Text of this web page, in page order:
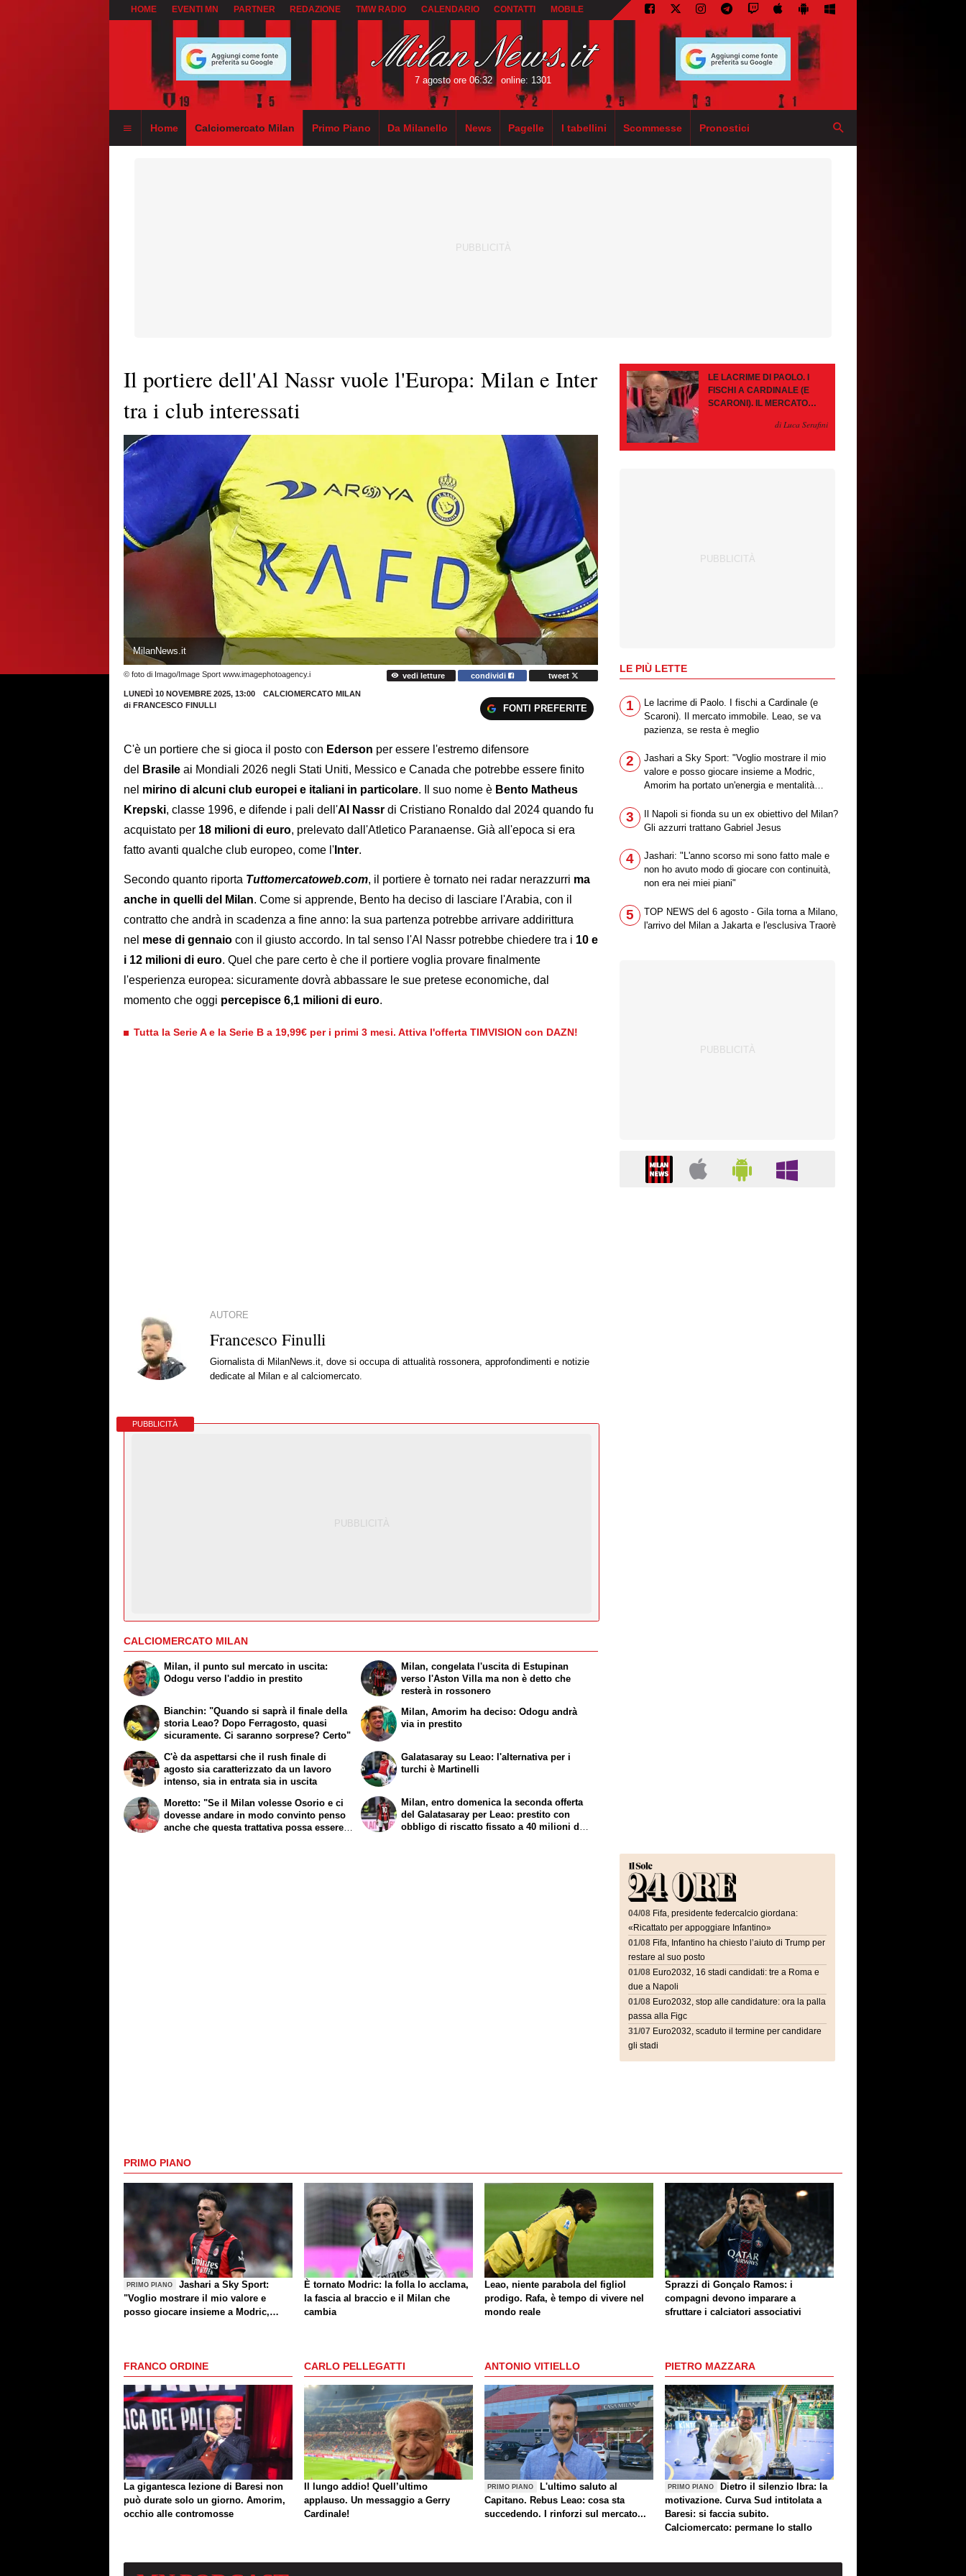
HOME EVENTI MN PARTNER REDAZIONE TMW RADIO CALENDARIO CONTATTI MOBILE
7 agosto ore 06:32 online: 1301
Home Calciomercato Milan Primo Piano Da Milanello News Pagelle I tabellini Scommesse Pronostici
Il portiere dell'Al Nassr vuole l'Europa: Milan e Inter
tra i club interessati
MilanNews.it
© foto di Imago/Image Sport www.imagephotoagency.i vedi letture condividi tweet
LUNEDÌ 10 NOVEMBRE 2025, 13:00
CALCIOMERCATO MILAN
di FRANCESCO FINULLI FONTI PREFERITE
C'è un portiere che si gioca il posto con Ederson per essere l'estremo difensore
del
Brasile ai Mondiali 2026 negli Stati Uniti, Messico e Canada che potrebbe essere finito
nel mirino di alcuni club europei e italiani in particolare. Il suo nome è Bento Matheus
Krepski, classe 1996, e difende i pali dell'Al Nassr di Cristiano Ronaldo dal 2024 quando fu
acquistato per 18 milioni di euro, prelevato dall'Atletico Paranaense. Già all'epoca si era
fatto avanti qualche club europeo, come l' Inter.
Secondo quanto riporta Tuttomercatoweb.com, il portiere è tornato nei radar nerazzurri ma
anche in quelli del Milan. Come si apprende, Bento ha deciso di lasciare l'Arabia, con il
contratto che andrà in scadenza a fine anno: la sua partenza potrebbe arrivare addirittura
nel mese di gennaio con il giusto accordo. In tal senso l'Al Nassr potrebbe chiedere tra i 10 e
i 12 milioni di euro. Quel che pare certo è che il portiere voglia provare finalmente
l'esperienza europea: sicuramente dovrà abbassare le sue pretese economiche, dal
momento che oggi percepisce 6,1 milioni di euro.
Tutta la Serie A e la Serie B a 19,99€ per i primi 3 mesi. Attiva l'offerta TIMVISION con DAZN!
AUTORE
Francesco Finulli
Giornalista di MilanNews.it, dove si occupa di attualità rossonera, approfondimenti e notizie
dedicate al Milan e al calciomercato.
PUBBLICITÀ
CALCIOMERCATO MILAN
Milan, il punto sul mercato in uscita:
Odogu verso l'addio in prestito
Bianchin: "Quando si saprà il finale della
storia Leao? Dopo Ferragosto, quasi
sicuramente. Ci saranno sorprese? Certo"
Milan, congelata l'uscita di Estupinan
verso l'Aston Villa ma non è detto che
resterà in rossonero
Milan, Amorim ha deciso: Odogu andrà
via in prestito
C'è da aspettarsi che il rush finale di
agosto sia caratterizzato da un lavoro
intenso, sia in entrata sia in uscita
Moretto: "Se il Milan volesse Osorio e ci
dovesse andare in modo convinto penso
anche che questa trattativa possa essere
Galatasaray su Leao: l'alternativa per i
turchi è Martinelli
Milan, entro domenica la seconda offerta
del Galatasaray per Leao: prestito con
obbligo di riscatto fissato a 40 milioni di
LE LACRIME DI PAOLO. I
FISCHI A CARDINALE (E
SCARONI). IL MERCATO
PAZIENZA, SE RESTA È
di Luca Serafini
LE PIÙ LETTE
1
Le lacrime di Paolo. I fischi a Cardinale (e
Scaroni). Il mercato immobile. Leao, se va
pazienza, se resta è meglio
2
Jashari a Sky Sport: "Voglio mostrare il mio
valore e posso giocare insieme a Modric,
Amorim ha portato un'energia e mentalità
3
Il Napoli si fionda su un ex obiettivo del Milan?
Gli azzurri trattano Gabriel Jesus
4
Jashari: "L'anno scorso mi sono fatto male e
non ho avuto modo di giocare con continuità,
non era nei miei piani"
5
TOP NEWS del 6 agosto - Gila torna a Milano,
l'arrivo del Milan a Jakarta e l'esclusiva Traorè
04/08 Fifa, presidente federcalcio giordana:
«Ricattato per appoggiare Infantino»
01/08 Fifa, Infantino ha chiesto l’aiuto di Trump per
restare al suo posto
01/08 Euro2032, 16 stadi candidati: tre a Roma e
due a Napoli
01/08 Euro2032, stop alle candidature: ora la palla
passa alla Figc
31/07 Euro2032, scaduto il termine per candidare
gli stadi
PRIMO PIANO
PRIMO PIANO
Jashari a Sky Sport:
"Voglio mostrare il mio valore e
posso giocare insieme a Modric,
È tornato Modric: la folla lo acclama,
la fascia al braccio e il Milan che
cambia
Leao, niente parabola del figliol
prodigo. Rafa, è tempo di vivere nel
mondo reale
Sprazzi di Gonçalo Ramos: i
compagni devono imparare a
sfruttare i calciatori associativi
FRANCO ORDINE
La gigantesca lezione di Baresi non
può durate solo un giorno. Amorim,
occhio alle contromosse
CARLO PELLEGATTI
Il lungo addio! Quell’ultimo
applauso. Un messaggio a Gerry
Cardinale!
ANTONIO VITIELLO
PRIMO PIANO
L'ultimo saluto al
Capitano. Rebus Leao: cosa sta
succedendo. I rinforzi sul mercato...
PIETRO MAZZARA
PRIMO PIANO
Dietro il silenzio Ibra: la
motivazione. Curva Sud intitolata a
Baresi: si faccia subito.
Calciomercato: permane lo stallo